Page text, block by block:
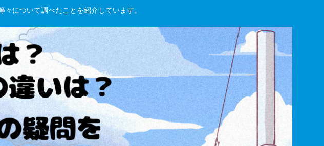
について調べたことを紹介しています。